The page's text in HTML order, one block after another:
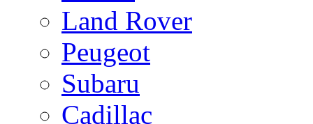
Land Rover
Peugeot
Subaru
Cadillac